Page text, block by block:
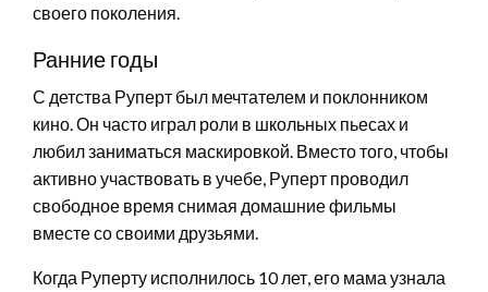
своего поколения.
Ранние годы
С детства Руперт был мечтателем и поклонником
кино. Он часто играл роли в школьных пьесах и
любил заниматься маскировкой. Вместо того, чтобы
активно участвовать в учебе, Руперт проводил
свободное время снимая домашние фильмы
вместе со своими друзьями.
Когда Руперту исполнилось 10 лет, его мама узнала